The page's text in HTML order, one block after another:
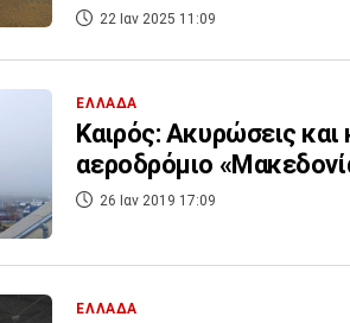
22 Ιαν 2025 11:09
ΕΛΛΑΔΑ
Καιρός: Ακυρώσεις
αεροδρόμιο
26 Ιαν 2019 17:09
ΕΛΛΑΔΑ